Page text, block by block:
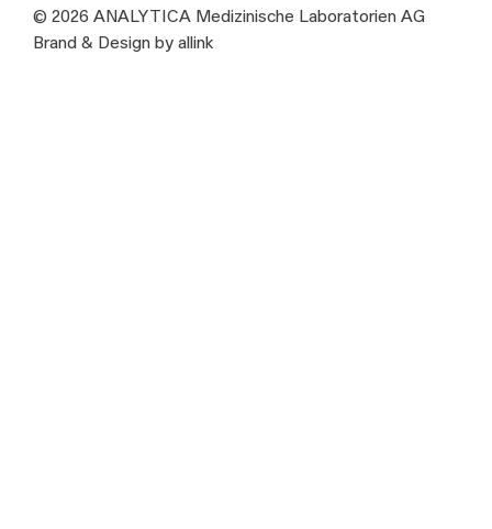
© 2026 ANALYTICA Medizinische Laboratorien AG
Brand & Design by allink